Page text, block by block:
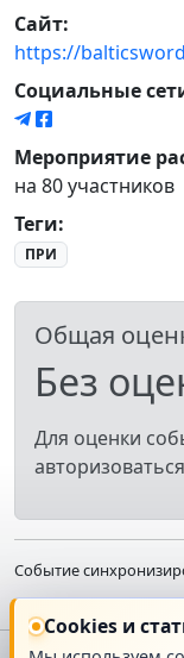
Сайт:
https://
Социальные
Мероприятие
на 80 участников
Теги:
ПРИ
Общая
Без
Для оценки
авторизоваться
Событие
Cookies и